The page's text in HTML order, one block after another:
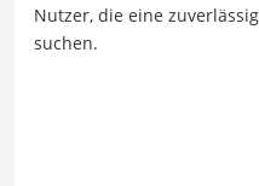
Nutzer, die eine
suchen.